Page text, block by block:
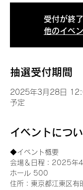
受付が終
他のイベ
抽選受付期間
2025年3月28日
予定
イベントにつ
◆イベント概要
会場＆日程：2025年
ホール 500
住所：東京都江東区